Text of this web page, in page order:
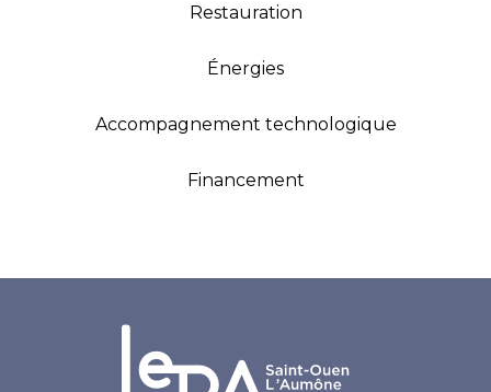
Restauration
Énergies
Accompagnement technologique
Financement